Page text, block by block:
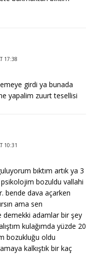
17:38
girdi ya bunada
yapalim zuurt tesellisi
10:31
bıktım artık ya 3
psikolojim bozuldu vallahi
bende dava açarken
ama sen
demekki adamlar bir şey
kulağımda yüzde 20
bozukluğu oldu
kalkıştık bir kaç